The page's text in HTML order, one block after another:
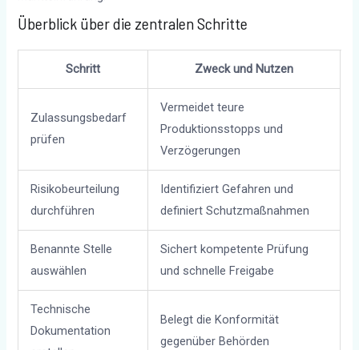
Überblick über die zentralen Schritte
Schritt Zweck und Nutzen
Zulassungsbedarf
prüfen
Vermeidet teure
Produktionsstopps und
Verzögerungen
Risikobeurteilung
durchführen
Identifiziert Gefahren und
definiert Schutzmaßnahmen
Benannte Stelle
auswählen
Sichert kompetente Prüfung
und schnelle Freigabe
Technische
Dokumentation
Belegt die Konformität
gegenüber Behörden